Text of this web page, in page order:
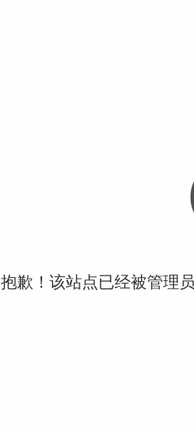
抱歉！该站点已经被管理